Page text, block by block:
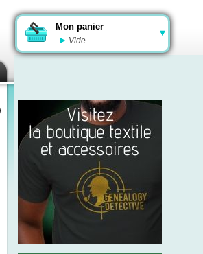
Mon panier
Vide